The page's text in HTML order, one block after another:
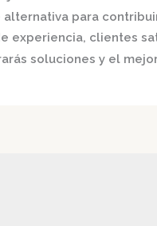
alternativa para
experiencia, clientes
soluciones y el